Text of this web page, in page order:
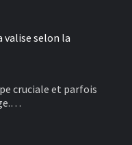
valise selon la
cruciale et parfois